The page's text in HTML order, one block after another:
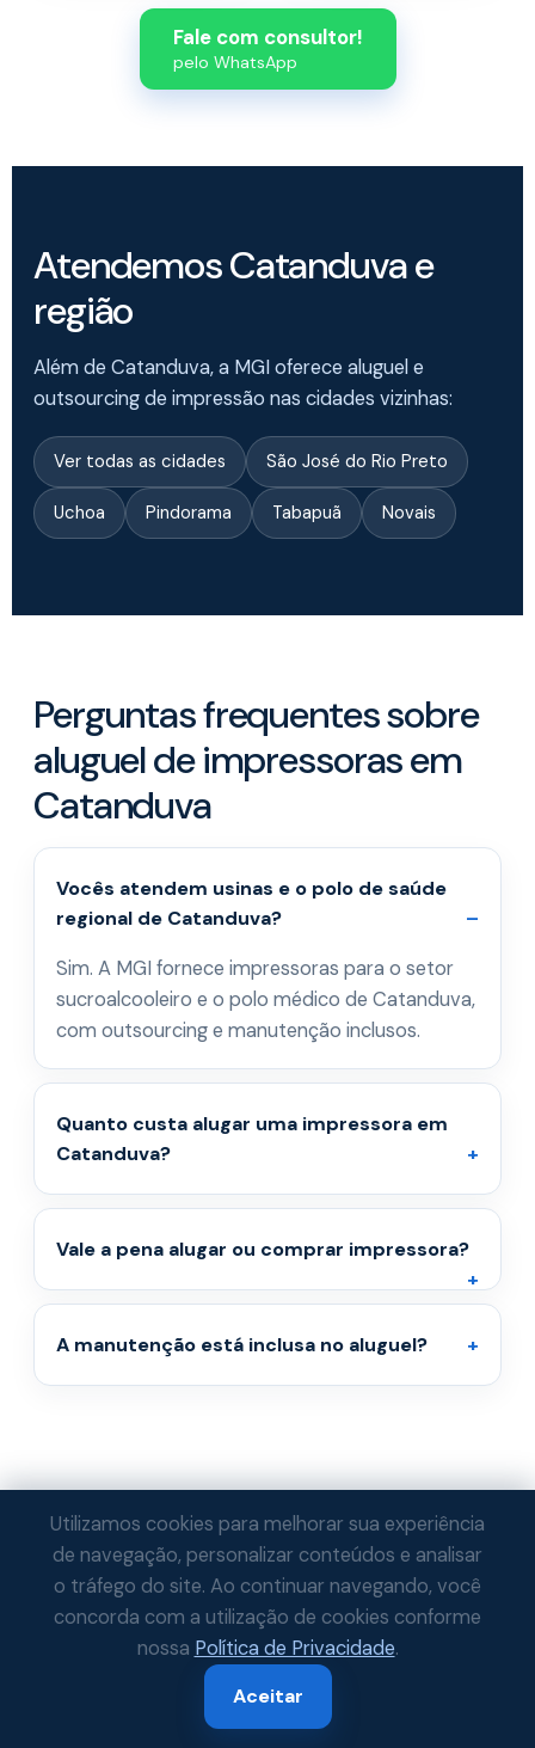
Fale com consultor!
pelo WhatsApp
Atendemos Catanduva e
região
Além de Catanduva, a MGI oferece aluguel e
outsourcing de impressão nas cidades vizinhas:
Ver todas as cidades São José do Rio Preto
Uchoa Pindorama Tabapuã Novais
Perguntas frequentes sobre
aluguel de impressoras em
Catanduva
Vocês atendem usinas e o polo de saúde
regional de Catanduva?
Sim. A MGI fornece impressoras para o setor
sucroalcooleiro e o polo médico de Catanduva,
com outsourcing e manutenção inclusos.
Quanto custa alugar uma impressora em
Catanduva?
Vale a pena alugar ou comprar impressora?
A manutenção está inclusa no aluguel?
Catanduva é o polo sucroalcooleiro e de
saúde do noroeste médio paulista —
usinas que produzem em escala
industrial convivem com um hospital
regional de referência e um comércio
que serve dezenas de cidades vizinhas.
Utilizamos cookies para melhorar sua experiência
de navegação, personalizar conteúdos e analisar
o tráfego do site. Ao continuar navegando, você
concorda com a utilização de cookies conforme
nossa Política de Privacidade.
Aceitar